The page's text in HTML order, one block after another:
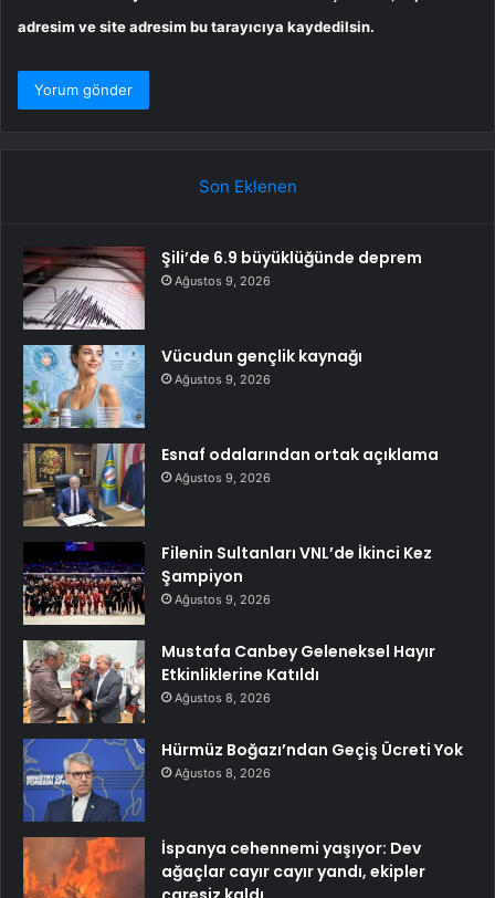
adresim ve site adresim bu tarayıcıya kaydedilsin.
Son Eklenen
Şili’de 6.9 büyüklüğünde deprem
Ağustos 9, 2026
Vücudun gençlik kaynağı
Ağustos 9, 2026
Esnaf odalarından ortak açıklama
Ağustos 9, 2026
Filenin Sultanları VNL’de İkinci Kez
Şampiyon
Ağustos 9, 2026
Mustafa Canbey Geleneksel Hayır
Etkinliklerine Katıldı
Ağustos 8, 2026
Hürmüz Boğazı’ndan Geçiş Ücreti Yok
Ağustos 8, 2026
İspanya cehennemi yaşıyor: Dev
ağaçlar cayır cayır yandı, ekipler